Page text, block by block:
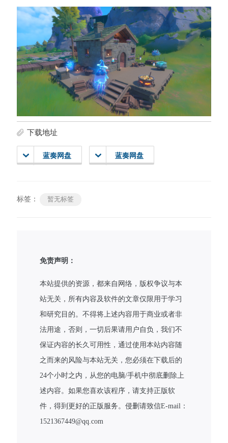
下载地址
蓝奏网盘 蓝奏网盘
标签： 暂无标签
免责声明：
本站提供的资源，都来自网络，版权争议与本
站无关，所有内容及软件的文章仅限用于学习
和研究目的。不得将上述内容用于商业或者非
法用途，否则，一切后果请用户自负，我们不
保证内容的长久可用性，通过使用本站内容随
之而来的风险与本站无关，您必须在下载后的
24个小时之内，从您的电脑/手机中彻底删除上
述内容。如果您喜欢该程序，请支持正版软
件，得到更好的正版服务。侵删请致信E-mail：
1521367449@qq.com